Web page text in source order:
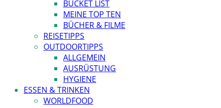
BUCKET LIST
MEINE TOP TEN
BÜCHER & FILME
REISETIPPS
OUTDOORTIPPS
ALLGEMEIN
AUSRÜSTUNG
HYGIENE
ESSEN & TRINKEN
WORLDFOOD